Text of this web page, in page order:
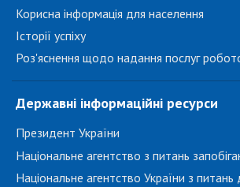
Корисна інформація для населення
Історії успіху
Роз'яснення щодо надання послуг
Державні інформаційні ресурси
Президент України
Національне агентство з питань
Національне агентство України з